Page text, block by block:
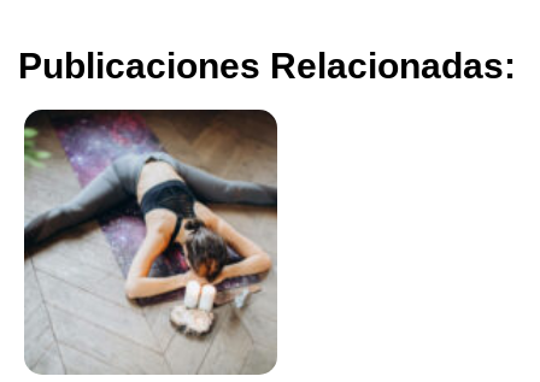
Publicaciones Relacionadas: